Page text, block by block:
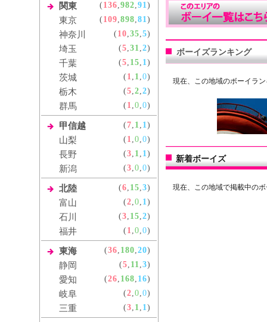
関東 ( 136,982,91)
東京 ( 109,898,81)
神奈川 ( 10,35,5)
埼玉 (5,31,2)
千葉 (5, 15, 1)
茨城 ( 1, 1,0)
栃木 (5,2,2)
群馬 ( 1,0,0)
甲信越 (7, 1, 1)
山梨 ( 1,0,0)
長野 (3, 1, 1)
新潟 (3,0,0)
北陸 (6, 15,3)
富山 (2,0, 1)
石川 (3, 15,2)
福井 ( 1,0,0)
東海 (36, 180,20)
静岡 (5, 11,3)
愛知 (26, 168, 16)
岐阜 (2,0,0)
三重 (3, 1, 1)
ボーイズランキング
現在、この地域のボーイラ
新着ボーイズ
現在、この地域で掲載中の